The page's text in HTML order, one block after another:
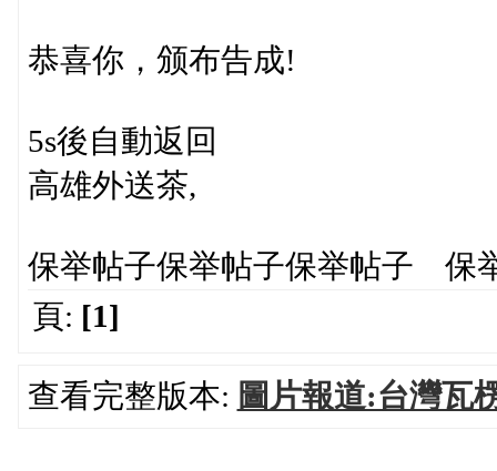
恭喜你，颁布告成!
5s後自動返回
高雄外送茶,
保举帖子保举帖子保举帖子 保
頁: [1]
查看完整版本: 圖片報道:台灣瓦